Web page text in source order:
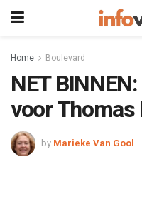
Home Boulevard
NET
voor Thomas
by Marieke Van Gool